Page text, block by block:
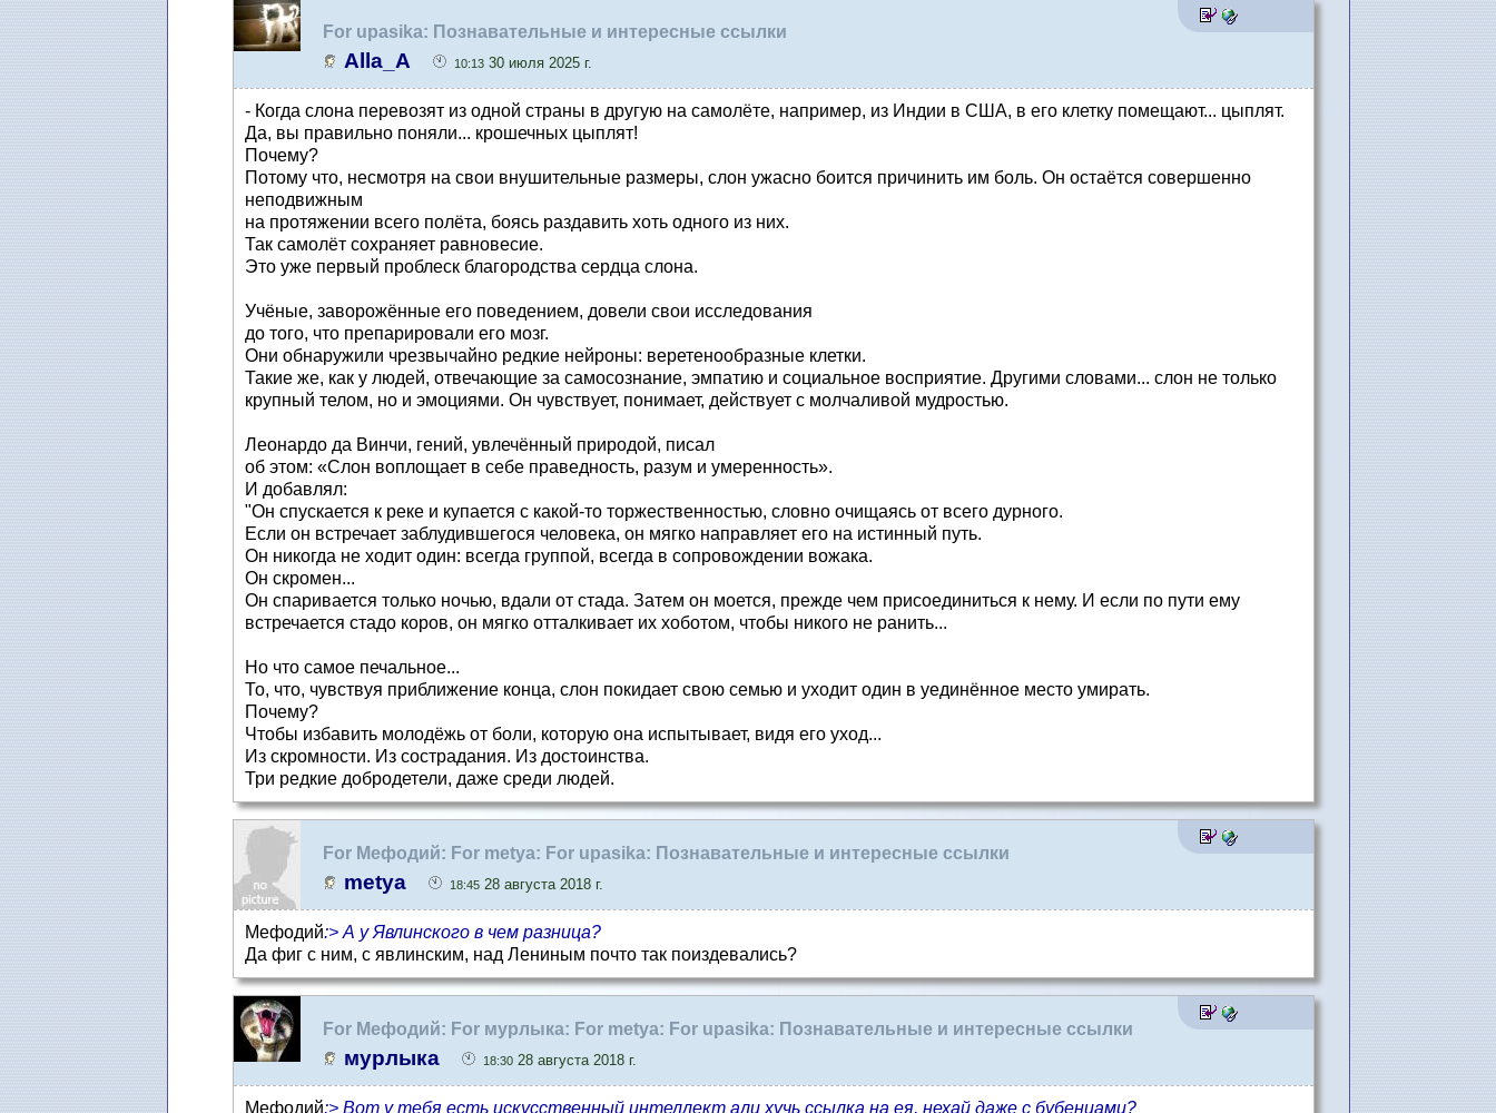
For upasika: Познавательные и интересные ссылки
Alla_A 10:1330 июля 2025 г.
- Когда слона перевозят из одной страны в другую на самолёте, например, из Индии в США, в его клетку помещают... цыплят.
Да, вы правильно поняли... крошечных цыплят!
Почему?
Потому что, несмотря на свои внушительные размеры, слон ужасно боится причинить им боль. Он остаётся совершенно
неподвижным
на протяжении всего полёта, боясь раздавить хоть одного из них.
Так самолёт сохраняет равновесие.
Это уже первый проблеск благородства сердца слона.
Учёные, заворожённые его поведением, довели свои исследования
до того, что препарировали его мозг.
Они обнаружили чрезвычайно редкие нейроны: веретенообразные клетки.
Такие же, как у людей, отвечающие за самосознание, эмпатию и социальное восприятие. Другими словами... слон не только
крупный телом, но и эмоциями. Он чувствует, понимает, действует с молчаливой мудростью.
Леонардо да Винчи, гений, увлечённый природой, писал
об этом: «Слон воплощает в себе праведность, разум и умеренность».
И добавлял:
"Он спускается к реке и купается с какой-то торжественностью, словно очищаясь от всего дурного.
Если он встречает заблудившегося человека, он мягко направляет его на истинный путь.
Он никогда не ходит один: всегда группой, всегда в сопровождении вожака.
Он скромен...
Он спаривается только ночью, вдали от стада. Затем он моется, прежде чем присоединиться к нему. И если по пути ему
встречается стадо коров, он мягко отталкивает их хоботом, чтобы никого не ранить...
Но что самое печальное...
То, что, чувствуя приближение конца, слон покидает свою семью и уходит один в уединённое место умирать.
Почему?
Чтобы избавить молодёжь от боли, которую она испытывает, видя его уход...
Из скромности. Из сострадания. Из достоинства.
Три редкие добродетели, даже среди людей.
For Мефодий: For metya: For upasika: Познавательные и интересные ссылки
metya 18:4528 августа 2018 г.
Мефодий:> А у Явлинского в чем разница?
Да фиг с ним, с явлинским, над Лениным почто так поиздевались?
For Мефодий: For мурлыка: For metya: For upasika: Познавательные и интересные ссылки
мурлыка 18:3028 августа 2018 г.
Мефодий:> Вот у тебя есть искусственный интеллект али хучь ссылка на ея, нехай даже с бубенцами?